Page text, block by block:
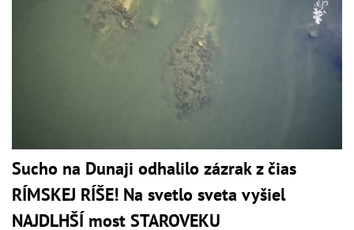
Sucho na Dunaji odhalilo zázrak z čias
RÍMSKEJ RÍŠE! Na svetlo sveta vyšiel
NAJDLHŠÍ most STAROVEKU